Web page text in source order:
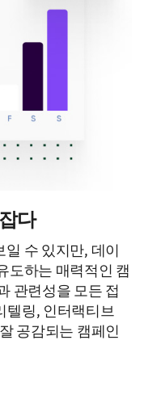
다
수 있지만, 데이
도하는 매력적인 캠
관련성을 모든 접
텔링, 인터랙티브
공감되는 캠페인